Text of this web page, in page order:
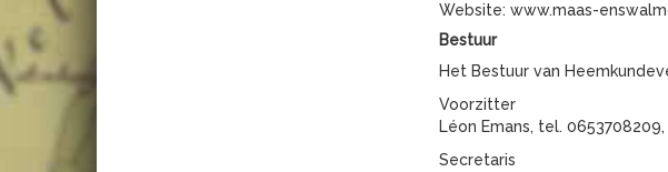
Website: www.maas-
Bestuur
Het Bestuur van
Voorzitter
Léon Emans, tel.
Secretaris